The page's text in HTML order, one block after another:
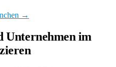
→
Unternehmen im